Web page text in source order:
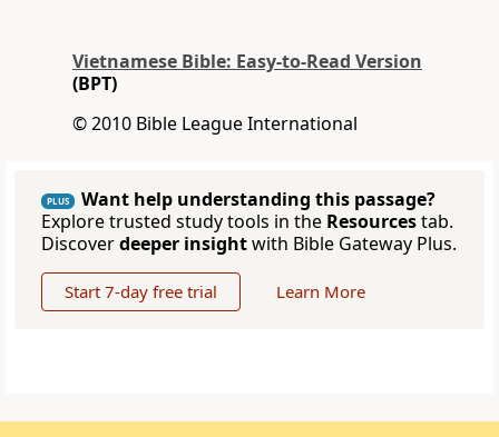
Vietnamese Bible: Easy-to-Read Version
(BPT)
© 2010 Bible League International
PLUS
Want help understanding this passage?
Explore trusted study tools in the Resourcestab.
Discoverdeeper insightwith Bible Gateway Plus.
Start 7-day free trial Learn More